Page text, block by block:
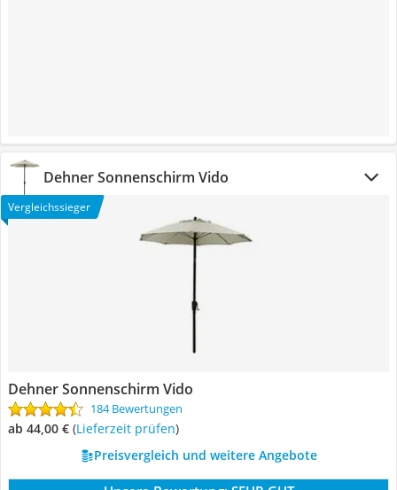
Dehner Sonnenschirm Vido
Vergleichssieger
Dehner Sonnenschirm Vido
184 Bewertungen
ab 44,00 € (Lieferzeit prüfen)
Preisvergleich und weitere Angebote